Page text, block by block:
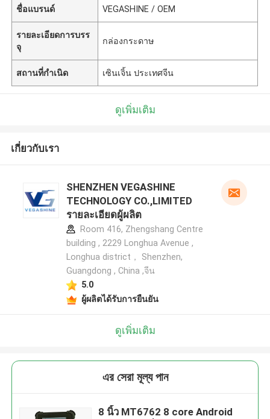
ชื่อแบรนด์ VEGASHINE / OEM
รายละเอียดการบรร
จุ
กล่องกระดาษ
สถานที่กำเนิด เซินเจิ้น ประเทศจีน
ดูเพิ่มเติม
เกี่ยวกับเรา
SHENZHEN VEGASHINE
TECHNOLOGY CO.,LIMITED
รายละเอียดผู้ผลิต
Room 416, Zhengshang Centre
building , 2229 Longhua Avenue ,
Longhua district， Shenzhen,
Guangdong , China ,จีน
5.0
ผู้ผลิตได้รับการยืนยัน
ดูเพิ่มเติม
এর সেরা মূল্য পান
8 นิ้ว MT6762 8 core Android